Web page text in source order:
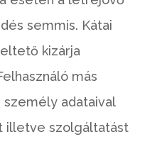
semmis. Kátai
kizárja
más
személy adataival
illetve szolgáltatást